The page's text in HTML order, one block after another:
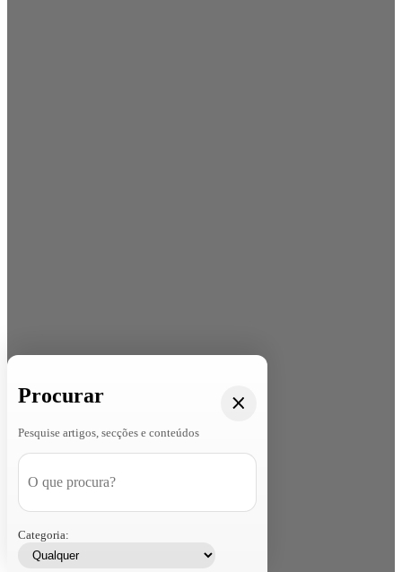
Procurar
Pesquise artigos, secções e conteúdos
Categoria: